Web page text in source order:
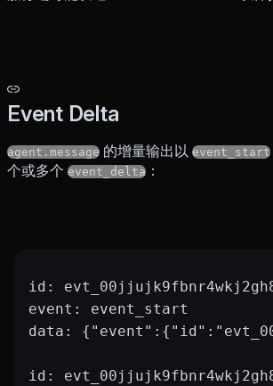
Event Delta
agent.message 的增量输出以 event_start
个或多个 event_delta ：
id:
event: event_start
data:
id: